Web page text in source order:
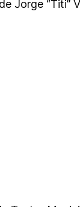
Jorge “Titi”